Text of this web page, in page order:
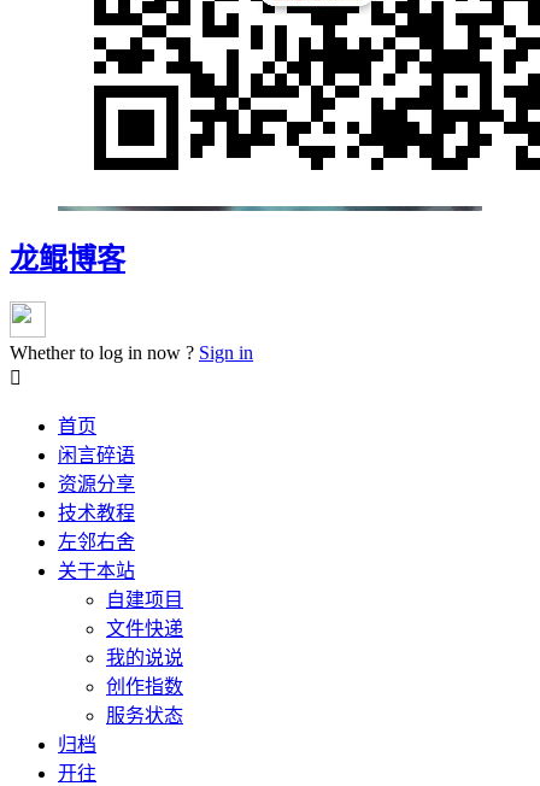
龙鲲博客
Whether to log in now ? Sign in

首页
闲言碎语
资源分享
技术教程
左邻右舍
关于本站
自建项目
文件快递
我的说说
创作指数
服务状态
归档
开往